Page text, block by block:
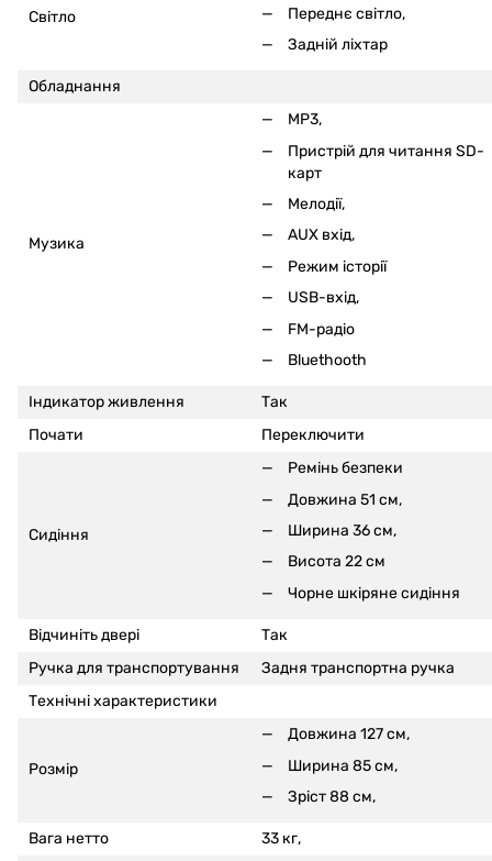
Світло
Переднє світло,
Задній ліхтар
Обладнання
Музика
MP3,
Пристрій для читання SD-
карт
Мелодії,
AUX вхід,
Режим історії
USB-вхід,
FM-радіо
Bluethooth
Індикатор живлення
Так
Почати
Переключити
Сидіння
Ремінь безпеки
Довжина 51 см,
Ширина 36 см,
Висота 22 см
Чорне шкіряне сидіння
Відчиніть двері
Так
Ручка для транспортування
Задня транспортна ручка
Технічні характеристики
Розмір
Довжина 127 см,
Ширина 85 см,
Зріст 88 см,
Вага нетто
33 кг,